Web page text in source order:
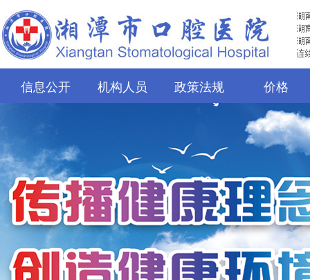
信息公开 机构人员 政策法规 价格